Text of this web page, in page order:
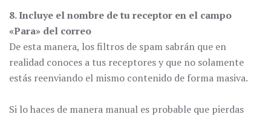
8. Incluye el nombre de tu receptor en el campo
«Para» del correo
De esta manera, los filtros de spam sabrán que en
realidad conoces a tus receptores y que no solamente
estás reenviando el mismo contenido de forma masiva.
Si lo haces de manera manual es probable que pierdas